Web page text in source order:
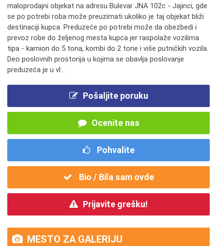
maloprodajni objekat na adresu Bulevar JNA 102c - Jajinci, gde
se po potrebi roba može preuzimati ukoliko je taj objekat bliži
destinaciji kupca. Preduzeće po potrebi može da obezbedi i
prevoz robe do željenog mesta kupca jer raspolaže vozilima
tipa - kamion do 5 tona, kombi do 2 tone i više putničkih vozila.
Deo poslovnih prostorija u kojima se obavlja poslovanje
preduzeća je u vl...
Pošaljite poruku
Ocenite nas
Pohvalite
Bio / Bila sam ovde
Prijavite grešku!
MESTO ZA GALERIJU